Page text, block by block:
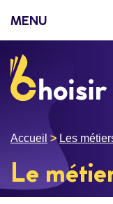
MENU
Accueil > Les
Le